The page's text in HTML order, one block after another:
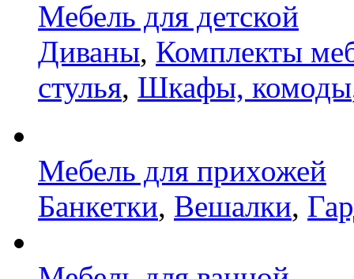
Мебель для детской
Диваны, Комплекты
стулья, Шкафы, комоды
Мебель для прихожей
Банкетки, Вешалки,